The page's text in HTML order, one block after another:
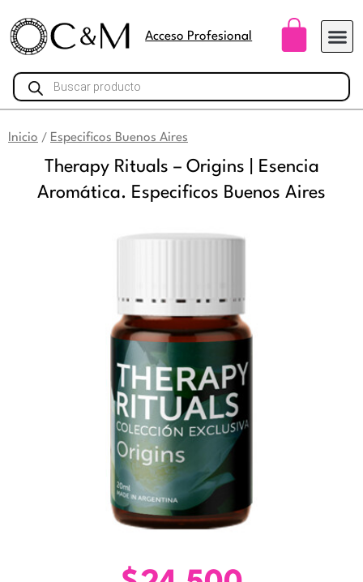
contenido
Acceso Profesional
Búsqueda
de
productos
Inicio / Especificos Buenos Aires
Therapy Rituals – Origins | Esencia
Aromática. Especificos Buenos Aires